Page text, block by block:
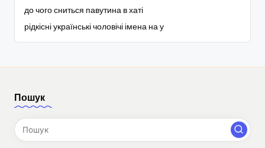
до чого сниться павутина в хаті
рідкісні українські чоловічі імена на у
Пошук